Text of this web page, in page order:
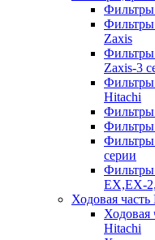
Фильтры
Фильтры
Zaxis
Фильтры
Zaxis-3
Фильтры
Hitachi
Фильтры
Фильтры
Фильтры
серии
Фильтры
EX,EX-
Ходовая часть
Ходовая
Hitachi